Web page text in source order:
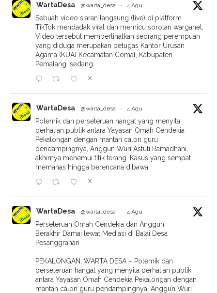
WartaDesa @warta_desa · 4 Agu
Sebuah video siaran langsung (live) di platform
TikTok mendadak viral dan memicu sorotan warganet.
Video tersebut memperlihatkan seorang perempuan
yang diduga merupakan petugas Kantor Urusan
Agama (KUA) Kecamatan Comal, Kabupaten
Pemalang, sedang
X
WartaDesa @warta_desa · 4 Agu
Polemik dan perseteruan hangat yang menyita
perhatian publik antara Yayasan Omah Cendekia
Pekalongan dengan mantan calon guru
pendampingnya, Anggun Wuri Astuti Ramadhani,
akhirnya menemui titik terang. Kasus yang sempat
memanas hingga berencana dibawa
X
WartaDesa @warta_desa · 4 Agu
Perseteruan Omah Cendekia dan Anggun
Berakhir Damai lewat Mediasi di Balai Desa
Pesanggrahan
PEKALONGAN, WARTA DESA – Polemik dan
perseteruan hangat yang menyita perhatian publik
antara Yayasan Omah Cendekia Pekalongan dengan
mantan calon guru pendampingnya, Anggun Wuri